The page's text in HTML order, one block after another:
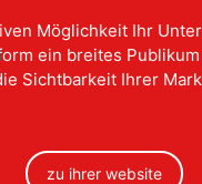
Möglichkeit Ihr
ein breites
Sichtbarkeit Ihrer
zu ihrer website